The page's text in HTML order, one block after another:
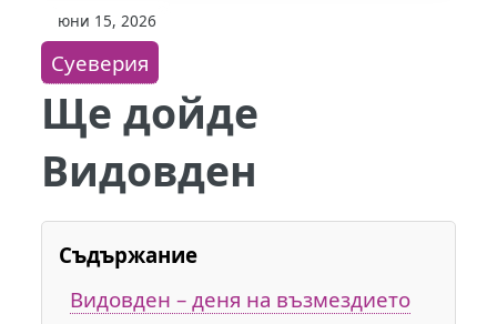
юни 15, 2026
Суеверия
Ще дойде
Видовден
Съдържание
Видовден – деня на възмездието